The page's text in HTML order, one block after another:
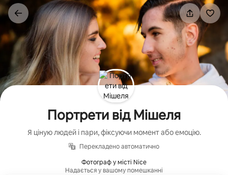
Перейти
до
вмісту
Портрети від Мішеля
Я ціную людей і пари, фіксуючи момент або емоцію.
Перекладено автоматично
Фотограф у місті Nice
Надається у вашому помешканні